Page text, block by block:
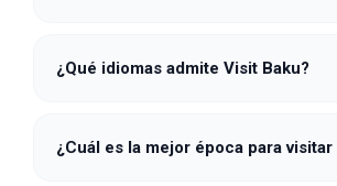
¿Qué idiomas admite Visit Baku?
¿Cuál es la mejor época para visitar